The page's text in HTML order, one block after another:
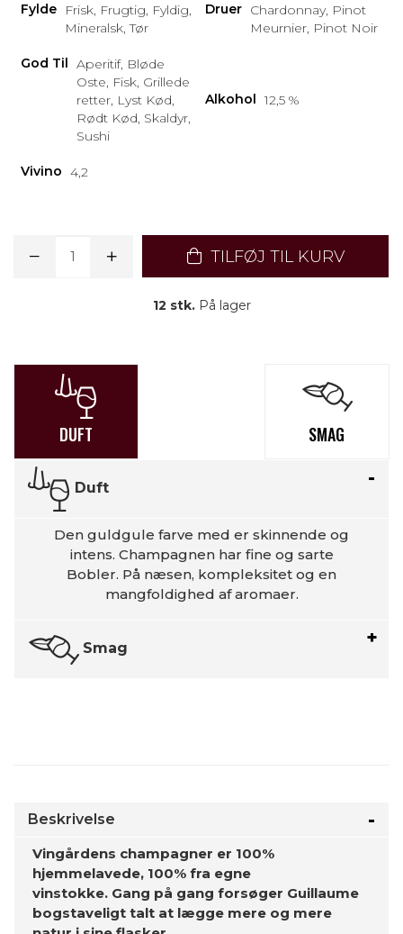
Fylde
Frisk, Frugtig, Fyldig,
Mineralsk, Tør
Druer Chardonnay, Pinot
Meurnier, Pinot Noir
God Til Aperitif, Bløde
Oste, Fisk, Grillede
retter, Lyst Kød,
Rødt Kød, Skaldyr,
Sushi
Alkohol 12,5 %
Vivino 4,2
TILFØJ TIL KURV
12 stk.På lager
DUFT SMAG
Duft
Den guldgule farve med er skinnende og
intens. Champagnen har fine og sarte
Bobler. På næsen, kompleksitet og en
mangfoldighed af aromaer.
Smag
Beskrivelse
Vingårdens champagner er 100%
hjemmelavede, 100% fra egne
vinstokke. Gang på gang forsøger Guillaume
bogstaveligt talt at lægge mere og mere